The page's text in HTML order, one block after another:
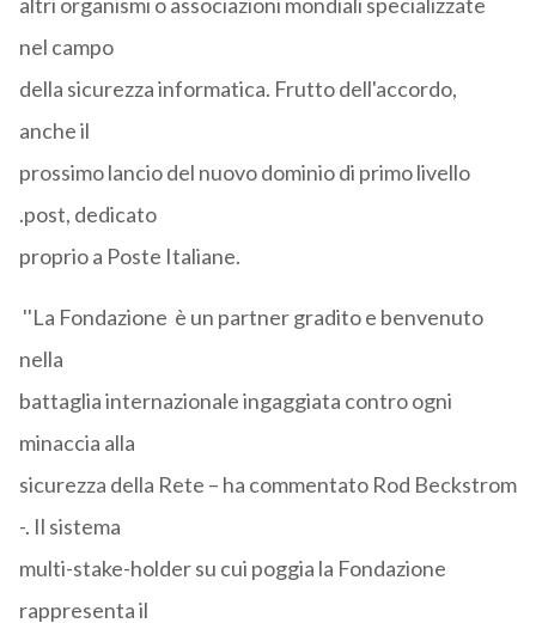
altri organismi o associazioni mondiali specializzate
nel campo
della sicurezza informatica. Frutto dell'accordo,
anche il
prossimo lancio del nuovo dominio di primo livello
.post, dedicato
proprio a Poste Italiane.
''La Fondazione è un partner gradito e benvenuto
nella
battaglia internazionale ingaggiata contro ogni
minaccia alla
sicurezza della Rete – ha commentato Rod Beckstrom
-. Il sistema
multi-stake-holder su cui poggia la Fondazione
rappresenta il